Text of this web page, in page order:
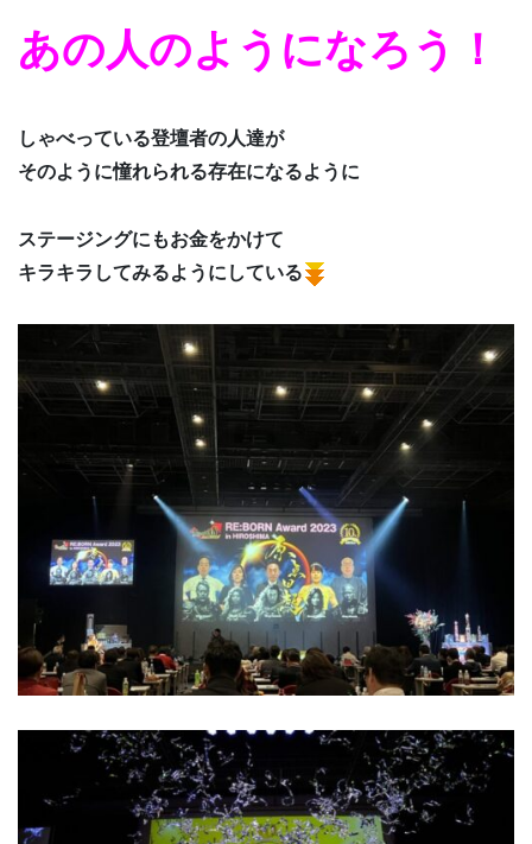
あの人のようになろう！
しゃべっている登壇者の人達が
そのように憧れられる存在になるように
ステージングにもお金をかけて
キラキラしてみるようにしている